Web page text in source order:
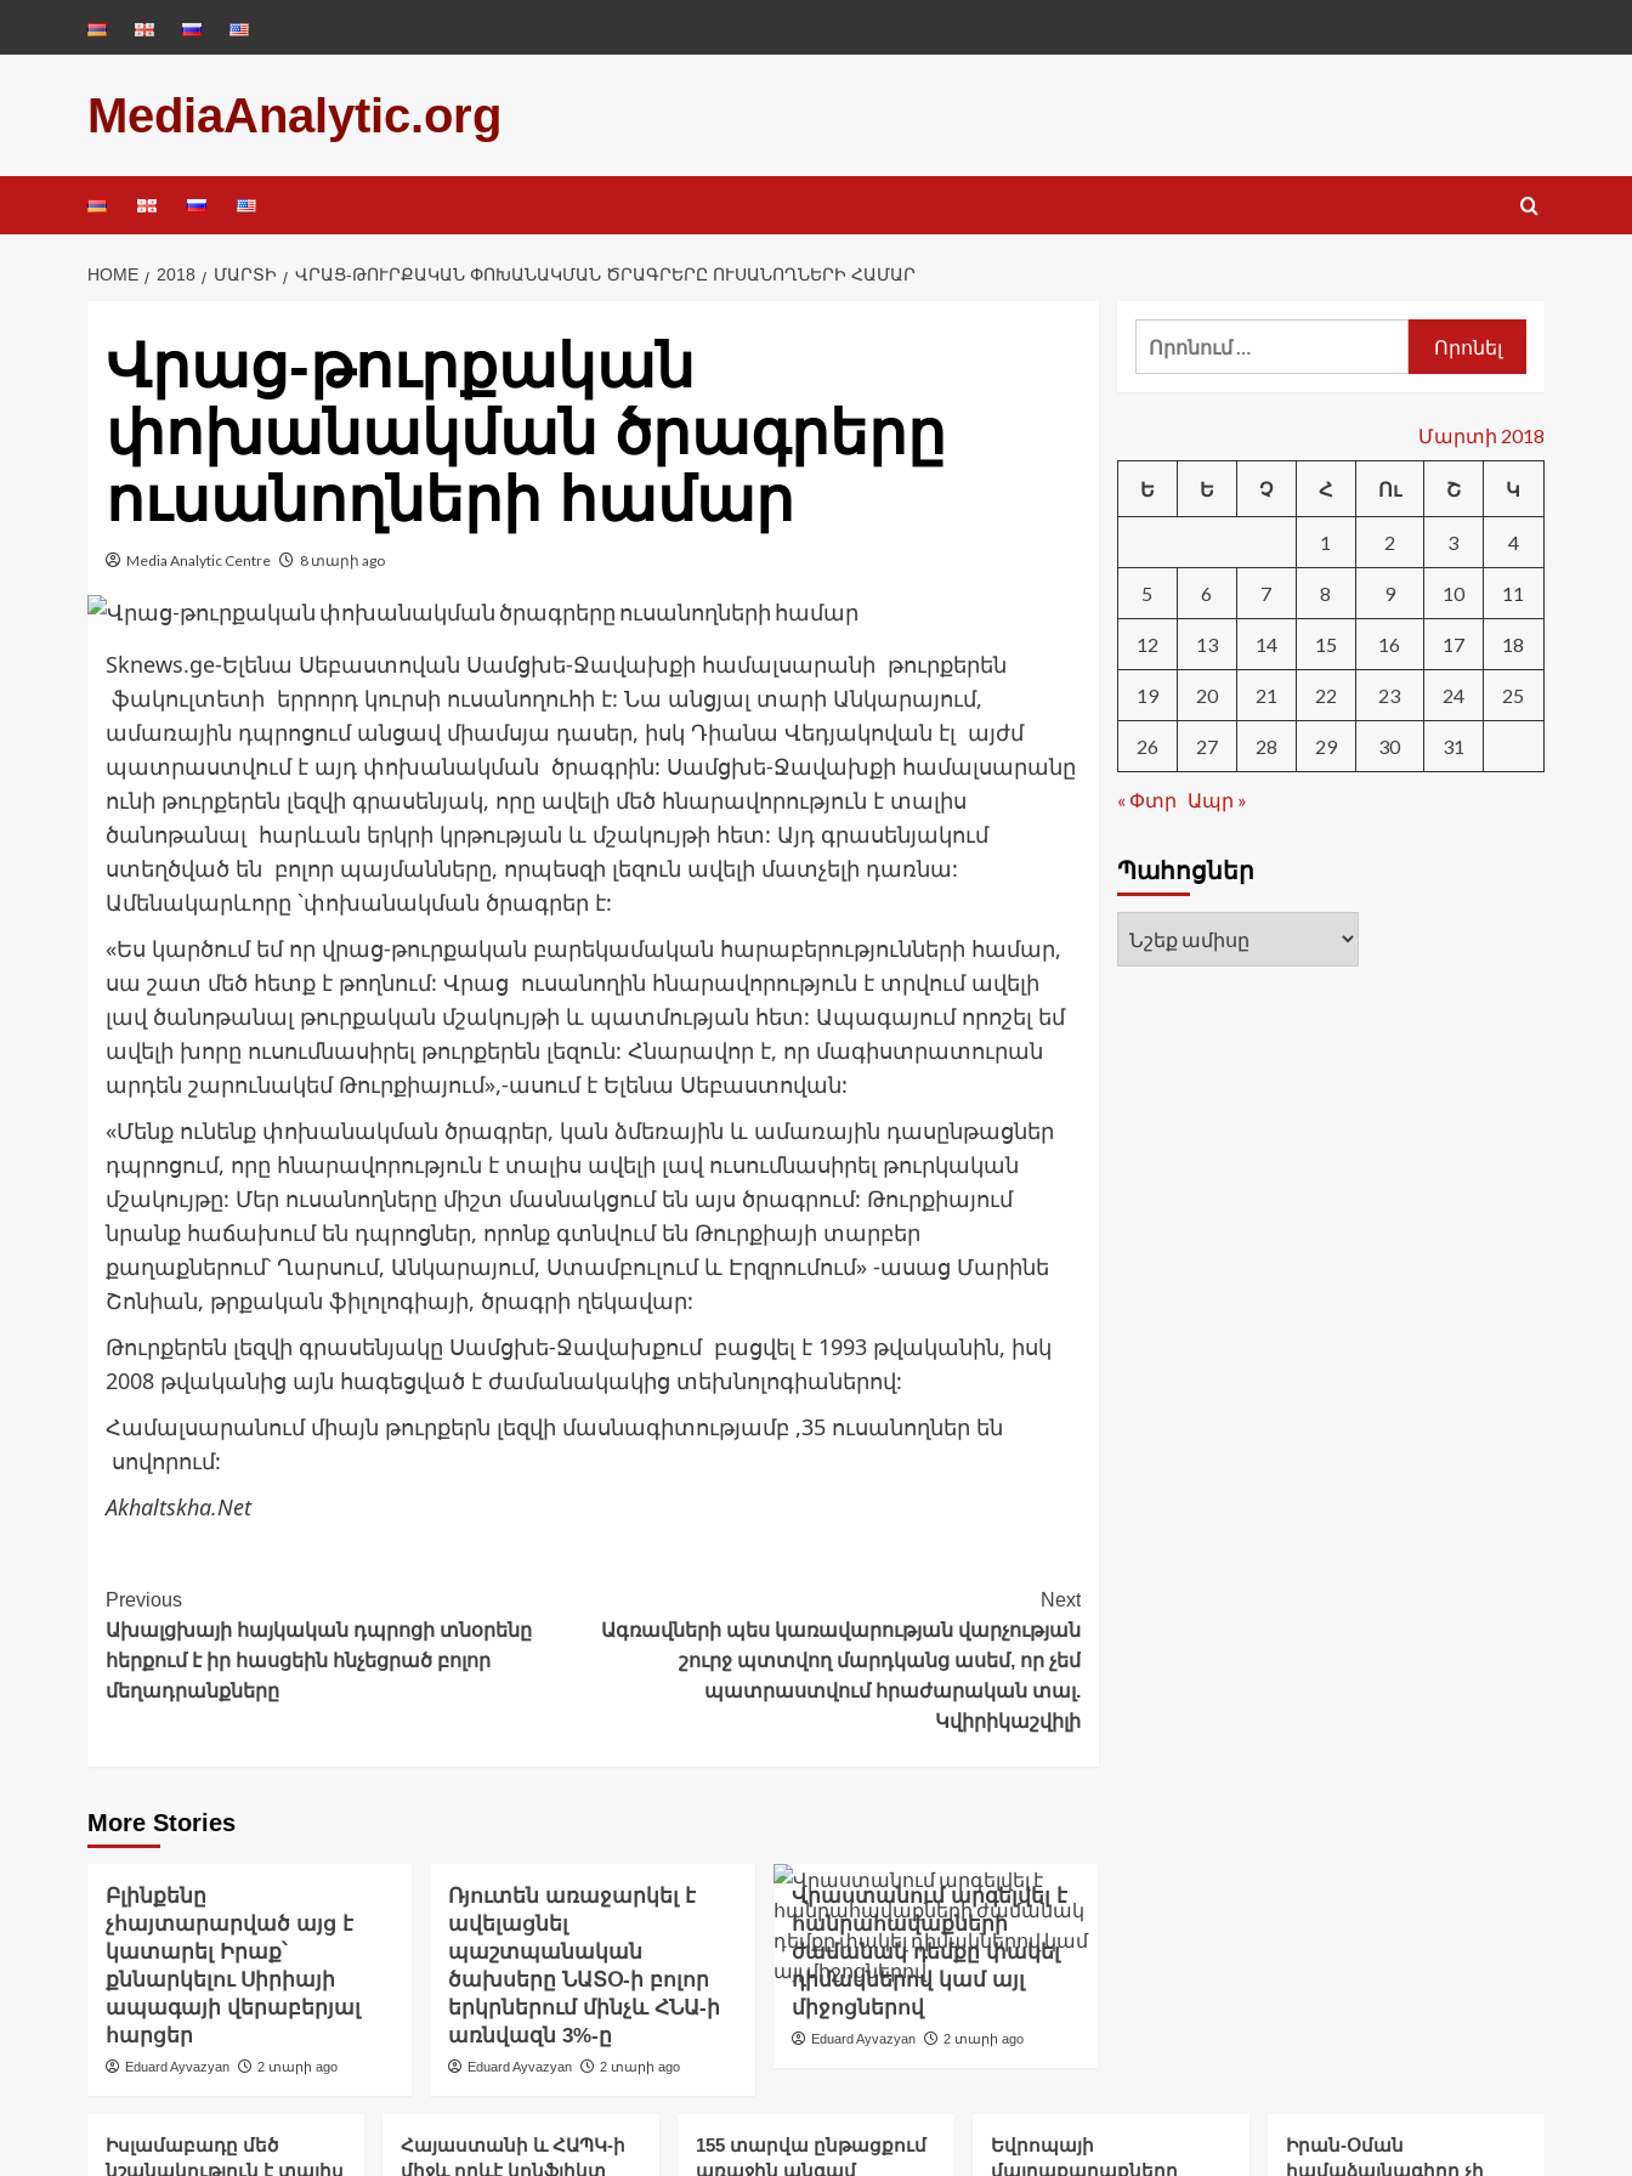
MediaAnalytic.org
HOME 2018 ՄԱՐՏԻ ՎՐԱՑ-ԹՈՒՐՔԱԿԱՆ ՓՈԽԱՆԱԿՄԱՆ ԾՐԱԳՐԵՐԸ ՈՒՍԱՆՈՂՆԵՐԻ ՀԱՄԱՐ
Վրաց-թուրքական
փոխանակման ծրագրերը
ուսանողների համար
Media Analytic Centre 8 տարի ago
Sknews.ge-Ելենա Սեբաստովան Սամցխե-Ջավախքի համալսարանի թուրքերեն
ֆակուլտետի երրորդ կուրսի ուսանողուհի է: Նա անցյալ տարի Անկարայում,
ամառային դպրոցում անցավ միամսյա դասեր, իսկ Դիանա Վեդյակովան էլ այժմ
պատրաստվում է այդ փոխանակման ծրագրին: Սամցխե-Ջավախքի համալսարանը
ունի թուրքերեն լեզվի գրասենյակ, որը ավելի մեծ հնարավորություն է տալիս
ծանոթանալ հարևան երկրի կրթության և մշակույթի հետ: Այդ գրասենյակում
ստեղծված են բոլոր պայմանները, որպեսզի լեզուն ավելի մատչելի դառնա:
Ամենակարևորը `փոխանակման ծրագրեր է:
«Ես կարծում եմ որ վրաց-թուրքական բարեկամական հարաբերությունների համար,
սա շատ մեծ հետք է թողնում: Վրաց ուսանողին հնարավորություն է տրվում ավելի
լավ ծանոթանալ թուրքական մշակույթի և պատմության հետ: Ապագայում որոշել եմ
ավելի խորը ուսումնասիրել թուրքերեն լեզուն: Հնարավոր է, որ մագիստրատուրան
արդեն շարունակեմ Թուրքիայում»,-ասում է Ելենա Սեբաստովան:
«Մենք ունենք փոխանակման ծրագրեր, կան ձմեռային և ամառային դասընթացներ
դպրոցում, որը հնարավորություն է տալիս ավելի լավ ուսումնասիրել թուրկական
մշակույթը: Մեր ուսանողները միշտ մասնակցում են այս ծրագրում: Թուրքիայում
նրանք հաճախում են դպրոցներ, որոնք գտնվում են Թուրքիայի տարբեր
քաղաքներում՝ Ղարսում, Անկարայում, Ստամբուլում և Էրզրումում» -ասաց Մարինե
Շոնիան, թրքական ֆիլոլոգիայի, ծրագրի ղեկավար:
Թուրքերեն լեզվի գրասենյակը Սամցխե-Ջավախքում բացվել է 1993 թվականին, իսկ
2008 թվականից այն հագեցված է ժամանակակից տեխնոլոգիաներով:
Համալսարանում միայն թուրքերն լեզվի մասնագիտությամբ ,35 ուսանողներ են
սովորում:
Akhaltskha.Net
Post
Navigation
Previous
Ախալցխայի հայկական դպրոցի տնօրենը
հերքում է իր հասցեին հնչեցրած բոլոր
մեղադրանքները
Next
Ագռավների պես կառավարության վարչության
շուրջ պտտվող մարդկանց ասեմ, որ չեմ
պատրաստվում հրաժարական տալ.
Կվիրիկաշվիլի
More Stories
Բլինքենը
չհայտարարված այց է
կատարել Իրաք՝
քննարկելու Սիրիայի
ապագայի վերաբերյալ
հարցեր
Eduard Ayvazyan 2 տարի ago
Ռյուտեն առաջարկել է
ավելացնել
պաշտպանական
ծախսերը ՆԱՏՕ-ի բոլոր
երկրներում մինչև ՀՆԱ-ի
առնվազն 3%-ը
Eduard Ayvazyan 2 տարի ago
Վրաստանում արգելվել է
հանրահավաքների
ժամանակ դեմքը փակել
դիմակներով կամ այլ
միջոցներով
Eduard Ayvazyan 2 տարի ago
Որոնել՝
Մարտի 2018
Ե Ե Չ Հ Ու Շ Կ
1 2 3 4
5 6 7 8 9 10 11
12 13 14 15 16 17 18
19 20 21 22 23 24 25
26 27 28 29 30 31
« Փտր Ապր »
Պահոցներ
Պահոցներ
Իսլամաբադը մեծ
նշանակություն է տալիս
Հայաստանի և ՀԱՊԿ-ի
միջև որևէ կոնֆլիկտ
155 տարվա ընթացքում
առաջին անգամ
Եվրոպայի
մայրաքաղաքները
Իրան-Օման
համաձայնագիրը չի